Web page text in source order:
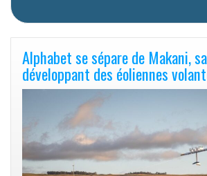
Alphabet se sépare de Makani,
développant des éoliennes